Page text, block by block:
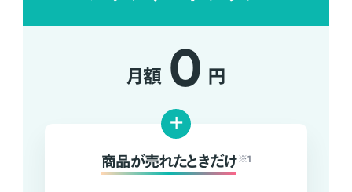
月額 0 円
+
商品が売れたときだけ ※1